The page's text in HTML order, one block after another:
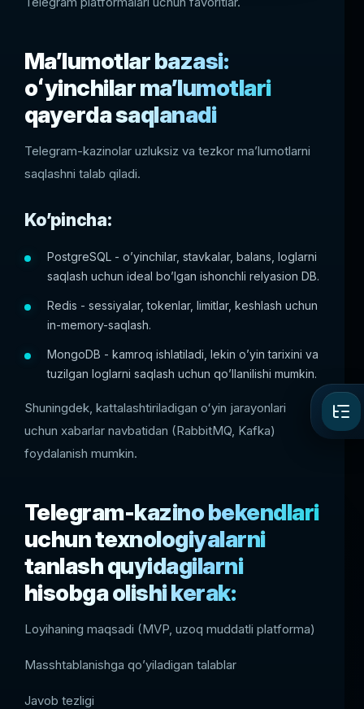
Maʼlumotlar bazasi:
oʻyinchilar maʼlumotlari
qayerda saqlanadi
Telegram-kazinolar uzluksiz va tezkor maʼlumotlarni
saqlashni talab qiladi.
Ko’pincha:
PostgreSQL - o’yinchilar, stavkalar, balans, loglarni
saqlash uchun ideal bo’lgan ishonchli relyasion DB.
Redis - sessiyalar, tokenlar, limitlar, keshlash uchun
in-memory-saqlash.
MongoDB - kamroq ishlatiladi, lekin o’yin tarixini va
tuzilgan loglarni saqlash uchun qo’llanilishi mumkin.
Shuningdek, kattalashtiriladigan oʻyin jarayonlari
uchun xabarlar navbatidan (RabbitMQ, Kafka)
foydalanish mumkin.
Telegram-kazino bekendlari
uchun texnologiyalarni
tanlash quyidagilarni
hisobga olishi kerak:
Loyihaning maqsadi (MVP, uzoq muddatli platforma)
Masshtablanishga qo’yiladigan talablar
Javob tezligi